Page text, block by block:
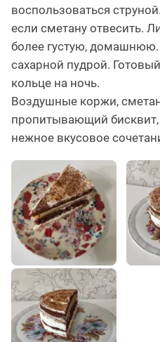
воспользоваться
если сметану отвесить.
более густую,
сахарной пудрой.
кольце на ночь.
Воздушные коржи,
пропитывающий
нежное вкусовое